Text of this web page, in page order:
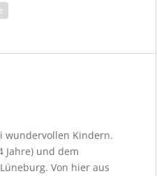
wundervollen Kindern.
Jahre) und dem
Von hier aus